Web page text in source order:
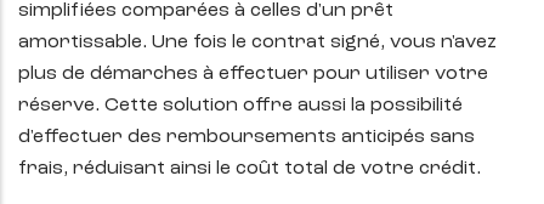
simplifiées comparées à celles d'un prêt
amortissable. Une fois le contrat signé, vous n'avez
plus de démarches à effectuer pour utiliser votre
réserve. Cette solution offre aussi la possibilité
d'effectuer des remboursements anticipés sans
frais, réduisant ainsi le coût total de votre crédit.